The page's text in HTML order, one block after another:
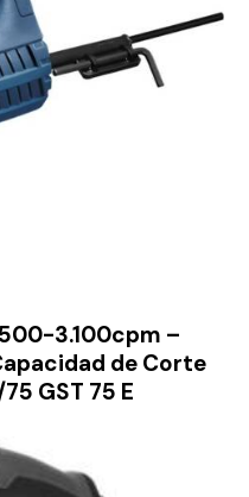
3.100cpm –
de Corte
GST 75 E